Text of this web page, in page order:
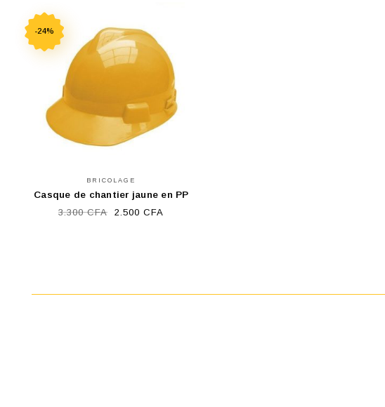
-24%
BRICOLAGE
Casque de chantier jaune en PP
3.300CFA prix
2.500CFA